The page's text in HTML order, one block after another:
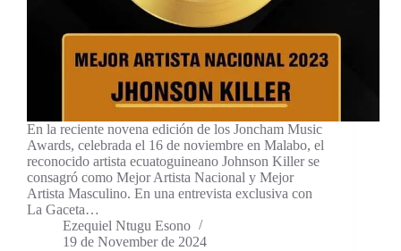
En la reciente novena edición de los Joncham Music
Awards, celebrada el 16 de noviembre en Malabo, el
reconocido artista ecuatoguineano Johnson Killer se
consagró como Mejor Artista Nacional y Mejor
Artista Masculino. En una entrevista exclusiva con
La Gaceta…
Ezequiel Ntugu Esono
19 de November de 2024